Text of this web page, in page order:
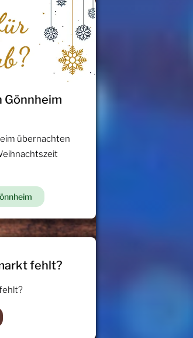
Gönnheim
übernachten
fehlt?